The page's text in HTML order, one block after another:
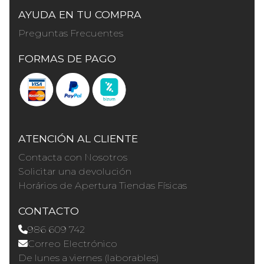
AYUDA EN TU COMPRA
Preguntas Frecuentes
FORMAS DE PAGO
ATENCIÓN AL CLIENTE
Contacta con Nosotros
Solicitar una devolución
Horários de Apertura Tiendas Físicas
CONTACTO
986 609 742
Correo Electrónico
De lunes a viernes (laborables)